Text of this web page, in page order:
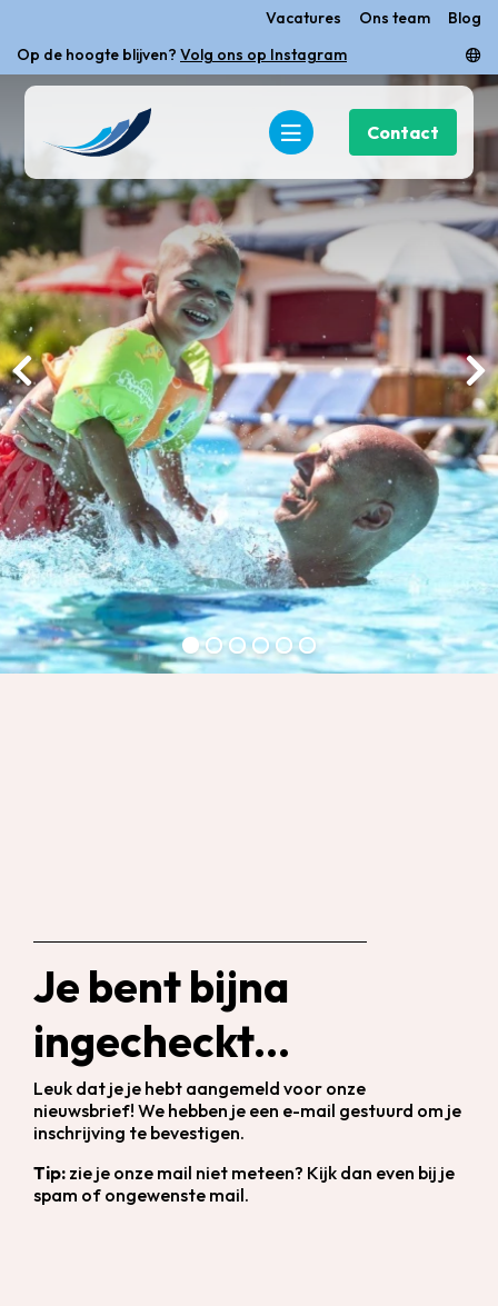
Op de hoogte blijven? Volg ons op Instagram
nieuwsbrief.
Vacatures Ons team Blog
Contact
Je bent bijna
ingecheckt...
Leuk dat je je hebt aangemeld voor onze
nieuwsbrief! We hebben je een e-mail gestuurd om je
inschrijving te bevestigen.
Tip: zie je onze mail niet meteen? Kijk dan even bij je
spam of ongewenste mail.